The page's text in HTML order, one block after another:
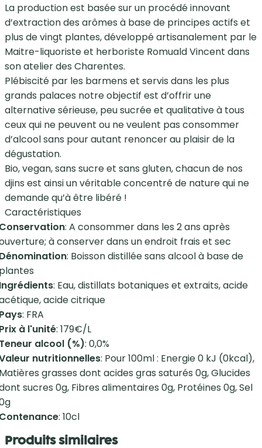
La production est basée sur un procédé innovant
d’extraction des arômes à base de principes actifs et
plus de vingt plantes, développé artisanalement par le
Maitre-liquoriste et herboriste Romuald Vincent dans
son atelier des Charentes.
Plébiscité par les barmens et servis dans les plus
grands palaces notre objectif est d’offrir une
alternative sérieuse, peu sucrée et qualitative à tous
ceux qui ne peuvent ou ne veulent pas consommer
d’alcool sans pour autant renoncer au plaisir de la
dégustation.
Bio, vegan, sans sucre et sans gluten, chacun de nos
djins est ainsi un véritable concentré de nature qui ne
demande qu’à être libéré !
Caractéristiques
: A consommer dans les 2 ans après
à conserver dans un endroit frais et sec
: Boisson distillée sans alcool à base de
: Eau, distillats botaniques et extraits, acide
acide citrique
: FRA
à l'unité: 179€/L
alcool (%): 0,0%
nutritionnelles: Pour 100ml : Energie 0 kJ (0kcal),
grasses dont acides gras saturés 0g, Glucides
sucres 0g, Fibres alimentaires 0g, Protéines 0g, Sel
: 10cl
Produits similaires